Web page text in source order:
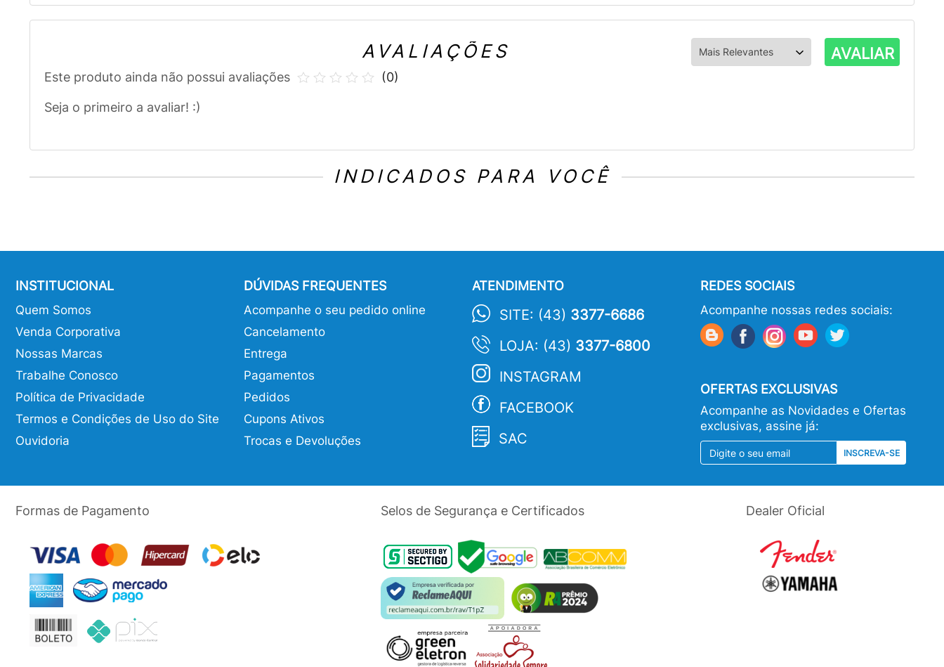
AVALIAÇÕES AVALIAR
Este produto ainda não possui avaliações
Seja o primeiro a avaliar! :)
(0)
INDICADOS PARA VOCÊ
INSTITUCIONAL
Quem Somos
Venda Corporativa
Nossas Marcas
Trabalhe Conosco
Política de Privacidade
Termos e Condições de Uso do Site
Ouvidoria
DÚVIDAS FREQUENTES
Acompanhe o seu pedido online
Cancelamento
Entrega
Pagamentos
Pedidos
Cupons Ativos
Trocas e Devoluções
ATENDIMENTO
SITE: (43) 3377-6686
LOJA: (43) 3377-6800
INSTAGRAM
FACEBOOK
SAC
REDES SOCIAIS
Acompanhe nossas redes sociais:
OFERTAS EXCLUSIVAS
Acompanhe as Novidades e Ofertas
exclusivas, assine já:
INSCREVA-SE
Formas de Pagamento Selos de Segurança e Certificados Dealer Oficial